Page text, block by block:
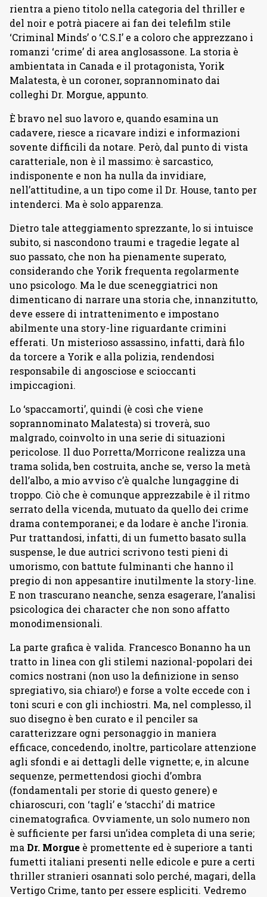
rientra a pieno titolo nella categoria del thriller e
del noir e potrà piacere ai fan dei telefilm stile
‘Criminal Minds’ o ‘C.S.I’ e a coloro che apprezzano i
romanzi ‘crime’ di area anglosassone. La storia è
ambientata in Canada e il protagonista, Yorik
Malatesta, è un coroner, soprannominato dai
colleghi Dr. Morgue, appunto.
È bravo nel suo lavoro e, quando esamina un
cadavere, riesce a ricavare indizi e informazioni
sovente difficili da notare. Però, dal punto di vista
caratteriale, non è il massimo: è sarcastico,
indisponente e non ha nulla da invidiare,
nell’attitudine, a un tipo come il Dr. House, tanto per
intenderci. Ma è solo apparenza.
Dietro tale atteggiamento sprezzante, lo si intuisce
subito, si nascondono traumi e tragedie legate al
suo passato, che non ha pienamente superato,
considerando che Yorik frequenta regolarmente
uno psicologo. Ma le due sceneggiatrici non
dimenticano di narrare una storia che, innanzitutto,
deve essere di intrattenimento e impostano
abilmente una story-line riguardante crimini
efferati. Un misterioso assassino, infatti, darà filo
da torcere a Yorik e alla polizia, rendendosi
responsabile di angosciose e scioccanti
impiccagioni.
Lo ‘spaccamorti’, quindi (è così che viene
soprannominato Malatesta) si troverà, suo
malgrado, coinvolto in una serie di situazioni
pericolose. Il duo Porretta/Morricone realizza una
trama solida, ben costruita, anche se, verso la metà
dell’albo, a mio avviso c’è qualche lungaggine di
troppo. Ciò che è comunque apprezzabile è il ritmo
serrato della vicenda, mutuato da quello dei crime
drama contemporanei; e da lodare è anche l’ironia.
Pur trattandosi, infatti, di un fumetto basato sulla
suspense, le due autrici scrivono testi pieni di
umorismo, con battute fulminanti che hanno il
pregio di non appesantire inutilmente la story-line.
E non trascurano neanche, senza esagerare, l’analisi
psicologica dei character che non sono affatto
monodimensionali.
La parte grafica è valida. Francesco Bonanno ha un
tratto in linea con gli stilemi nazional-popolari dei
comics nostrani (non uso la definizione in senso
spregiativo, sia chiaro!) e forse a volte eccede con i
toni scuri e con gli inchiostri. Ma, nel complesso, il
suo disegno è ben curato e il penciler sa
caratterizzare ogni personaggio in maniera
efficace, concedendo, inoltre, particolare attenzione
agli sfondi e ai dettagli delle vignette; e, in alcune
sequenze, permettendosi giochi d’ombra
(fondamentali per storie di questo genere) e
chiaroscuri, con ‘tagli’ e ‘stacchi’ di matrice
cinematografica. Ovviamente, un solo numero non
è sufficiente per farsi un’idea completa di una serie;
ma Dr. Morgue è promettente ed è superiore a tanti
fumetti italiani presenti nelle edicole e pure a certi
thriller stranieri osannati solo perché, magari, della
Vertigo Crime, tanto per essere espliciti. Vedremo